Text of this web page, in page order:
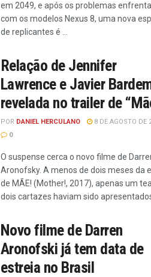
em 2049, e após os problemas
com os modelos Nexus 8, uma nova
de replicantes é ...
Relação de Jennifer
Lawrence e Javier
revelada no trailer de
POR DANIEL HERCULANO
8 DE AGOSTO DE
0
O suspense cerca o novo filme de
Aronofsky. A menos de dois meses da
de MÃE! (Mother!, 2017), apenas um
dois cartazes haviam sido apresentados
Novo filme de Darren
Aronofski já tem data de
estreia no Brasil